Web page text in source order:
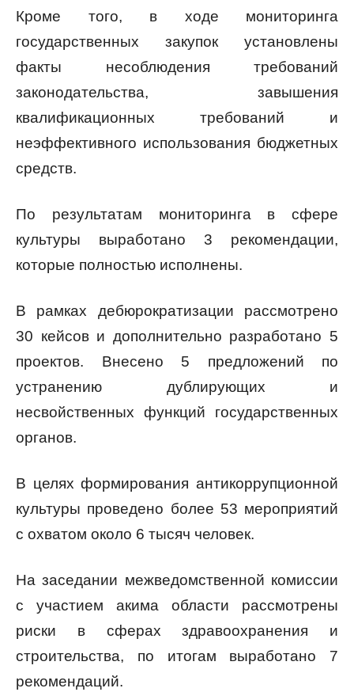
Кроме того, в ходе мониторинга
государственных закупок установлены
факты несоблюдения требований
законодательства, завышения
квалификационных требований и
неэффективного использования бюджетных
средств.
По результатам мониторинга в сфере
культуры выработано 3 рекомендации,
которые полностью исполнены.
В рамках дебюрократизации рассмотрено
30 кейсов и дополнительно разработано 5
проектов. Внесено 5 предложений по
устранению дублирующих и
несвойственных функций государственных
органов.
В целях формирования антикоррупционной
культуры проведено более 53 мероприятий
с охватом около 6 тысяч человек.
На заседании межведомственной комиссии
с участием акима области рассмотрены
риски в сферах здравоохранения и
строительства, по итогам выработано 7
рекомендаций.